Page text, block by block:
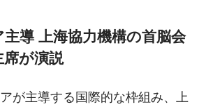
導 上海協力機構の首脳会
席が演説
が主導する国際的な枠組み、上